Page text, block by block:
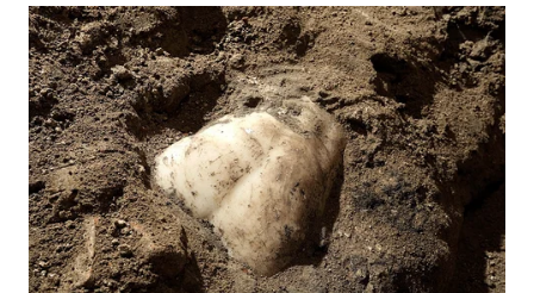
WN
PURWAKARTA
WN
PRIANGAN
TIMUR
WN
SEMARANG